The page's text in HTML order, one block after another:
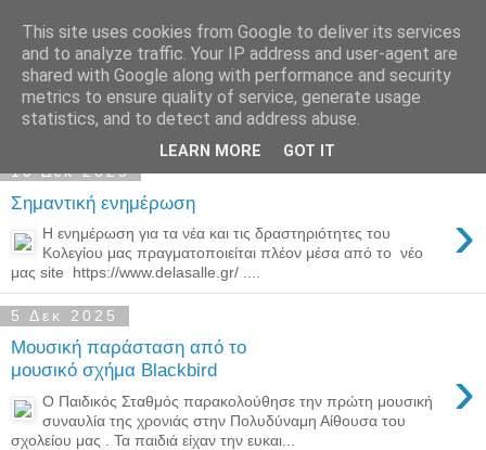
Παιδικός Σταθμός-
Νηπιαγωγείο "ΔΕΛΑΣΑΛ"
10 Δεκ 2025
Σημαντική ενημέρωση ›
Η ενημέρωση για τα νέα και τις δραστηριότητες του
Κολεγίου μας πραγματοποιείται πλέον μέσα από το νέο
μας site https://www.delasalle.gr/ ....
5 Δεκ 2025
Μουσική παράσταση από το
μουσικό σχήμα Blackbird
›
Ο Παιδικός Σταθμός παρακολούθησε την πρώτη μουσική
συναυλία της χρονιάς στην Πολυδύναμη Αίθουσα του
σχολείου μας . Τα παιδιά είχαν την ευκαι...
This site uses cookies from Google to deliver its services
and to analyze traffic. Your IP address and user-agent are
shared with Google along with performance and security
metrics to ensure quality of service, generate usage
statistics, and to detect and address abuse.
LEARN MORE GOT IT